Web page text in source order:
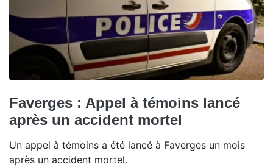
Faverges : Appel à témoins lancé
après un accident mortel
Un appel à témoins a été lancé à Faverges un mois
après un accident mortel.